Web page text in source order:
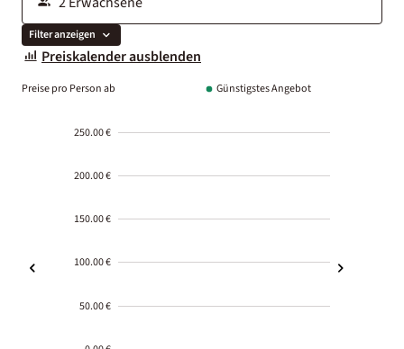
Filter anzeigen
Preiskalender ausblenden
Preise pro Person ab Günstigstes Angebot
250.00 €
200.00 €
150.00 €
100.00 €
50.00 €